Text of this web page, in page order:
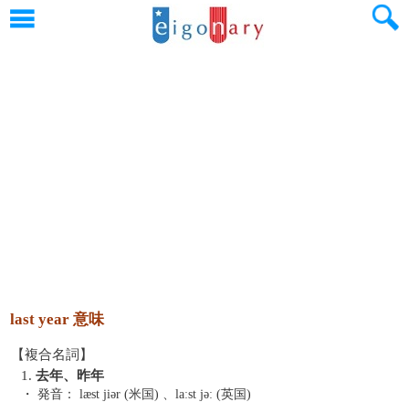
last year 意味
【複合名詞】
1. 去年、昨年
・ 発音：
læst jiər (米国) 、laːst jəː (英国)